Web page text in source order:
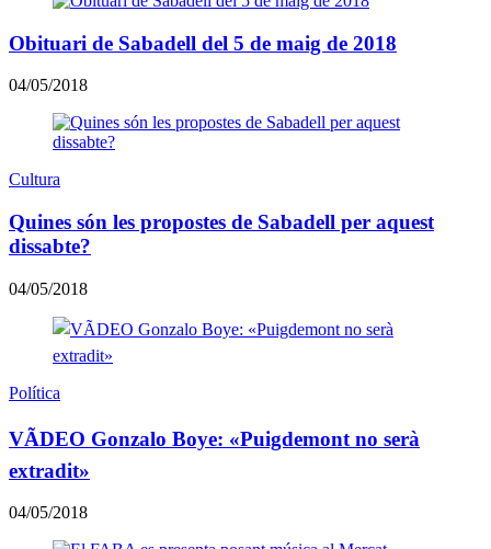
Obituari de Sabadell del 5 de maig de 2018
04/05/2018
Cultura
Quines són les propostes de Sabadell per aquest
dissabte?
04/05/2018
Política
VÃDEO Gonzalo Boye: «Puigdemont no serà
extradit»
04/05/2018